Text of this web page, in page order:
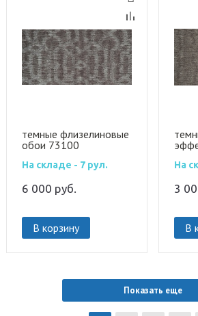
темные флизелиновые
обои 73100
На складе - 7 рул.
6 000 руб.
В корзину
На
3
В
Показать еще